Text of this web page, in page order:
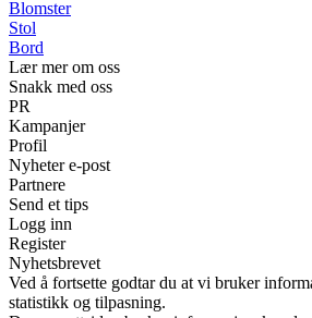
Blomster
Stol
Bord
Lær mer om oss
Snakk med oss
PR
Kampanjer
Profil
Nyheter e-post
Partnere
Send et tips
Logg inn
Register
Nyhetsbrevet
Ved å fortsette godtar du at vi bruker
statistikk og tilpasning.